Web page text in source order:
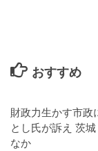
おすすめ
財政力生かす市政
とし氏が訴え 茨
なか